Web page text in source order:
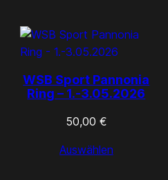
WSB Sport Pannonia
Ring – 1.-3.05.2026
50,00 €
Auswählen